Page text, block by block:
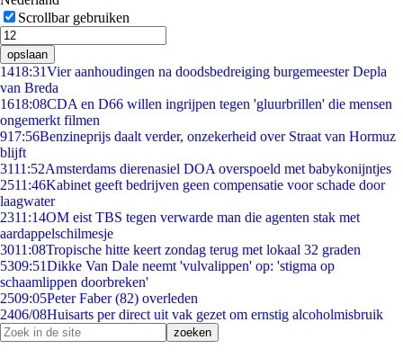
Scrollbar gebruiken
opslaan
1418:31Vier aanhoudingen na doodsbedreiging burgemeester Depla
van Breda
1618:08CDA en D66 willen ingrijpen tegen 'gluurbrillen' die mensen
ongemerkt filmen
917:56Benzineprijs daalt verder, onzekerheid over Straat van Hormuz
blijft
3111:52Amsterdams dierenasiel DOA overspoeld met babykonijntjes
2511:46Kabinet geeft bedrijven geen compensatie voor schade door
laagwater
2311:14OM eist TBS tegen verwarde man die agenten stak met
aardappelschilmesje
3011:08Tropische hitte keert zondag terug met lokaal 32 graden
5309:51Dikke Van Dale neemt 'vulvalippen' op: 'stigma op
schaamlippen doorbreken'
2509:05Peter Faber (82) overleden
2406/08Huisarts per direct uit vak gezet om ernstig alcoholmisbruik